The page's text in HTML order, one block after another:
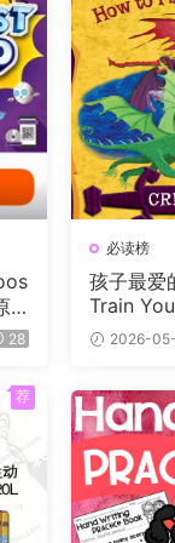
题
28
必读榜
孩子最爱
Train
12册+电
画，蓝
2026-
荐